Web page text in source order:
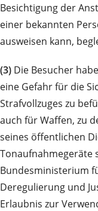
Besichtigung der
einer bekannten
ausweisen kann,
(3) Die Besucher
eine Gefahr für die
Strafvollzuges zu
auch für Waffen, zu
seines öffentlichen
Tonaufnahmegeräte
Bundesministerium
Deregulierung und
Erlaubnis zur